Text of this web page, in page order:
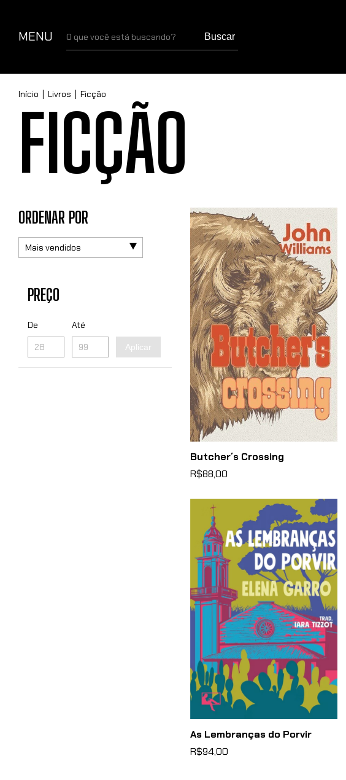
MENU Buscar
Início Livros Ficção
FICÇÃO
ORDENAR POR
PREÇO
De Até
Aplicar
Butcher´s Crossing
R$88,00
As Lembranças do Porvir
R$94,00